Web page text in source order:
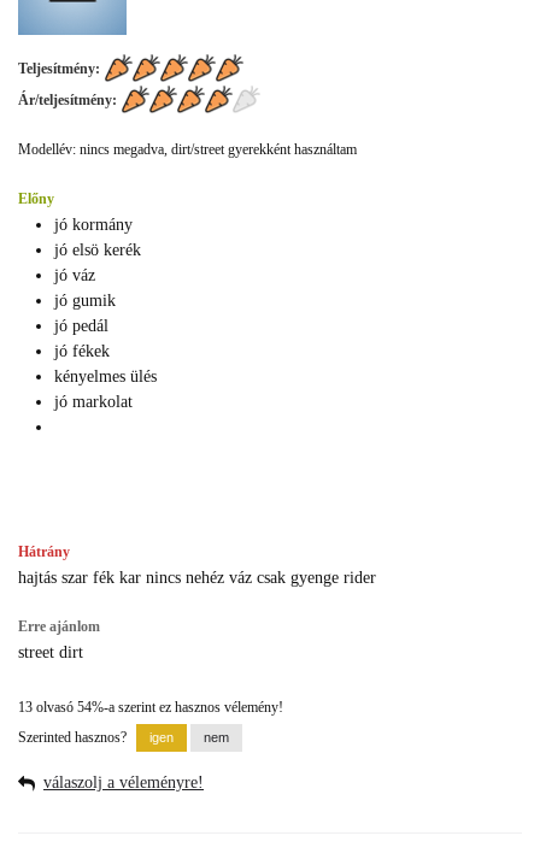
Teljesítmény:
Ár/teljesítmény:
Modellév: nincs megadva, dirt/street gyerekként használtam
Előny
jó kormány
jó elsö kerék
jó váz
jó gumik
jó pedál
jó fékek
kényelmes ülés
jó markolat
Hátrány
hajtás szar fék kar nincs nehéz váz csak gyenge rider
Erre ajánlom
street dirt
13 olvasó 54%-a szerint ez hasznos vélemény!
Szerinted hasznos?
válaszolj a véleményre!